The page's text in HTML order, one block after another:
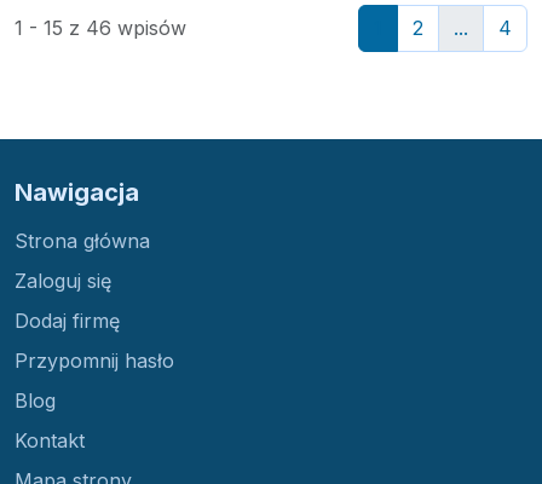
1 - 15 z 46 wpisów 2 ... 4
Nawigacja
Strona główna
Zaloguj się
Dodaj firmę
Przypomnij hasło
Blog
Kontakt